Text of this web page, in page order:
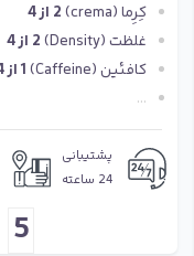
کِرِما (crema)
2 از 4
غلظت (Density)
2 از 4
کافئین (Caffeine)
1 از 4
...
پشتیبانی
24 ساعته
5